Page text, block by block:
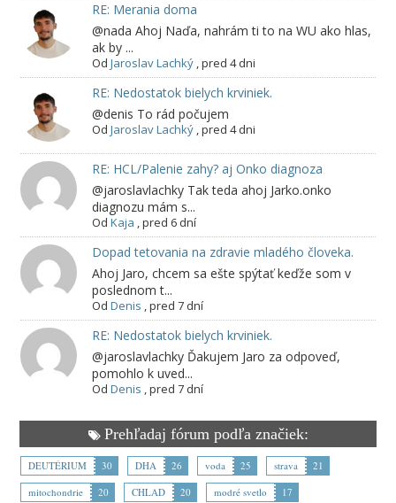
RE: Merania doma
@nada Ahoj Naďa, nahrám ti to na WU ako hlas,
ak by ...
Od Jaroslav Lachký,pred 4 dni
RE: Nedostatok bielych krviniek.
@denis To rád počujem
Od Jaroslav Lachký,pred 4 dni
RE: HCL/Palenie zahy? aj Onko diagnoza
@jaroslavlachky Tak teda ahoj Jarko.onko
diagnozu mám s...
Od Kaja ,pred 6 dní
Dopad tetovania na zdravie mladého človeka.
Ahoj Jaro, chcem sa ešte spýtať keďže som v
poslednom t...
Od Denis ,pred 7 dní
RE: Nedostatok bielych krviniek.
@jaroslavlachky Ďakujem Jaro za odpoveď,
pomohlo k uved...
Od Denis ,pred 7 dní
Prehľadaj fórum podľa značiek:
DEUTÉRIUM 30 DHA 26 voda 25 strava
21
mitochondrie
20 CHLAD 20 modré svetlo
17